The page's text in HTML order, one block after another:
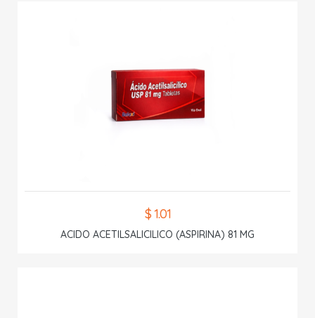
$ 1.01
ACIDO ACETILSALICILICO (ASPIRINA) 81 MG